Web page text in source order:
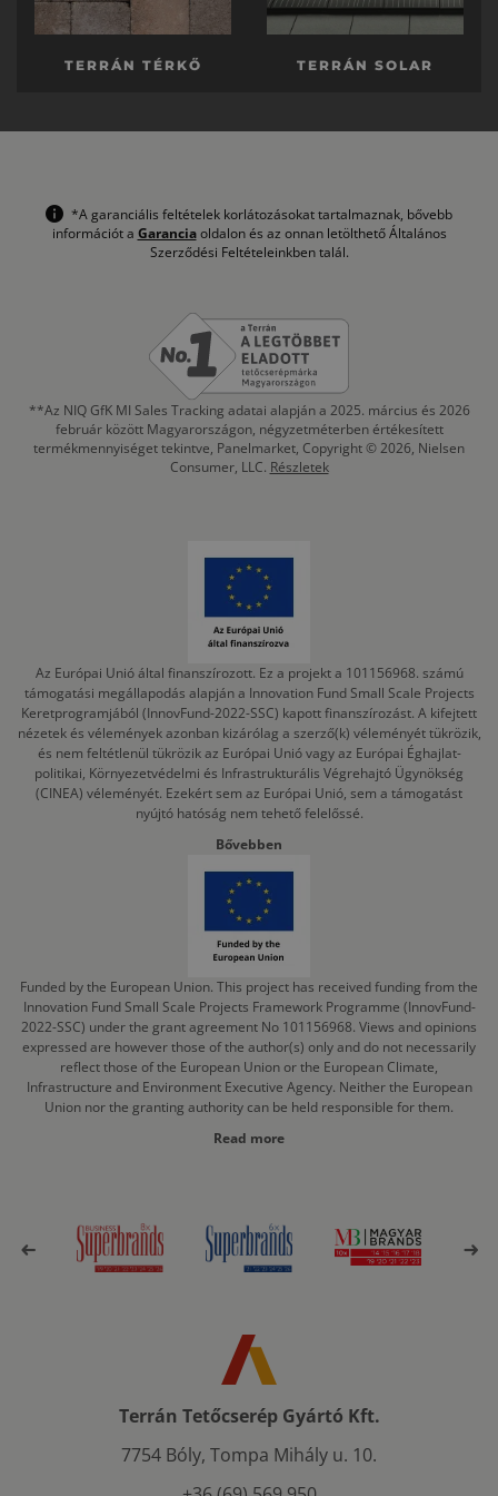
TERRÁN TÉRKŐ TERRÁN SOLAR
*A garanciális feltételek korlátozásokat tartalmaznak, bővebb
információt a Garanciaoldalon és az onnan letölthető Általános
Szerződési Feltételeinkben talál.
**Az NIQ GfK MI Sales Tracking adatai alapján a 2025. március és 2026
február között Magyarországon, négyzetméterben értékesített
termékmennyiséget tekintve, Panelmarket, Copyright © 2026, Nielsen
Consumer, LLC. Részletek
Az Európai Unió által finanszírozott. Ez a projekt a 101156968. számú
támogatási megállapodás alapján a Innovation Fund Small Scale Projects
Keretprogramjából (InnovFund-2022-SSC) kapott finanszírozást. A kifejtett
nézetek és vélemények azonban kizárólag a szerző(k) véleményét tükrözik,
és nem feltétlenül tükrözik az Európai Unió vagy az Európai Éghajlat-
politikai, Környezetvédelmi és Infrastrukturális Végrehajtó Ügynökség
(CINEA) véleményét. Ezekért sem az Európai Unió, sem a támogatást
nyújtó hatóság nem tehető felelőssé.
Bővebben
Funded by the European Union. This project has received funding from the
Innovation Fund Small Scale Projects Framework Programme (InnovFund-
2022-SSC) under the grant agreement No 101156968. Views and opinions
expressed are however those of the author(s) only and do not necessarily
reflect those of the European Union or the European Climate,
Infrastructure and Environment Executive Agency. Neither the European
Union nor the granting authority can be held responsible for them.
Read more
Terrán Tetőcserép Gyártó Kft.
7754 Bóly, Tompa Mihály u. 10.